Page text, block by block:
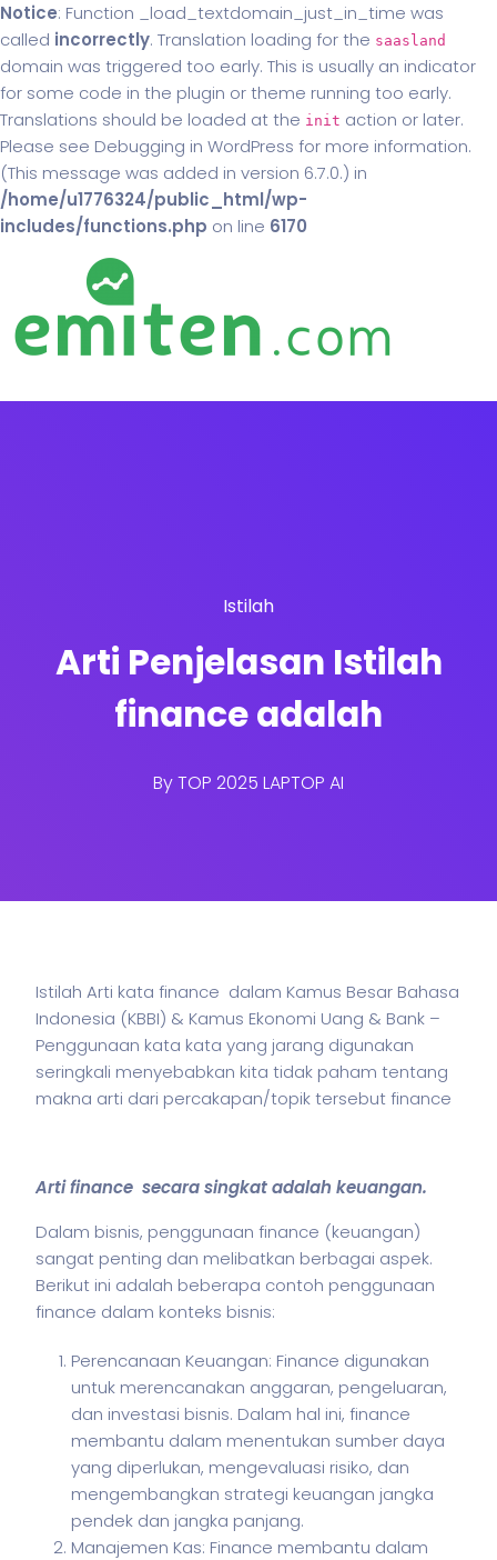
Notice: Function _load_textdomain_just_in_time was
called incorrectly. Translation loading for the saasland
domain was triggered too early. This is usually an indicator
for some code in the plugin or theme running too early.
Translations should be loaded at the init action or later.
Please see Debugging in WordPress for more information.
(This message was added in version 6.7.0.) in
/home/u1776324/public_html/wp-
includes/functions.php on line 6170
Istilah
Arti Penjelasan Istilah
finance adalah
ByTOP 2025 LAPTOP AI
Istilah Arti kata finance dalam Kamus Besar Bahasa
Indonesia (KBBI) & Kamus Ekonomi Uang & Bank –
Penggunaan kata kata yang jarang digunakan
seringkali menyebabkan kita tidak paham tentang
makna arti dari percakapan/topik tersebut finance
Arti finance secara singkat adalah keuangan.
Dalam bisnis, penggunaan finance (keuangan)
sangat penting dan melibatkan berbagai aspek.
Berikut ini adalah beberapa contoh penggunaan
finance dalam konteks bisnis:
Perencanaan Keuangan: Finance digunakan
untuk merencanakan anggaran, pengeluaran,
dan investasi bisnis. Dalam hal ini, finance
membantu dalam menentukan sumber daya
yang diperlukan, mengevaluasi risiko, dan
mengembangkan strategi keuangan jangka
pendek dan jangka panjang.
Manajemen Kas: Finance membantu dalam